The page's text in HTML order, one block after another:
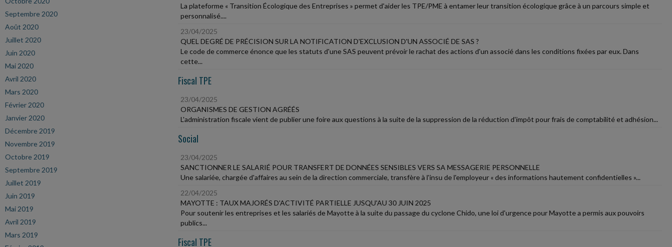
Septembre 2020
Août 2020
Juillet 2020
Juin 2020
Mai 2020
Avril 2020
Mars 2020
Février 2020
Janvier 2020
Décembre 2019
Novembre 2019
Octobre 2019
Septembre 2019
Juillet 2019
Juin 2019
Mai 2019
Avril 2019
Mars 2019
La plateforme « Transition Écologique des Entreprises » permet d'aider les TPE/PME à entamer leur transition écologique grâce à un parcours simple et
personnalisé....
23/04/2025
QUEL DEGRÉ DE PRÉCISION SUR LA NOTIFICATION D'EXCLUSION D'UN ASSOCIÉ DE SAS ?
Le code de commerce énonce que les statuts d'une SAS peuvent prévoir le rachat des actions d'un associé dans les conditions fixées par eux. Dans
cette...
Fiscal TPE
23/04/2025
ORGANISMES DE GESTION AGRÉÉS
L'administration fiscale vient de publier une foire aux questions à la suite de la suppression de la réduction d'impôt pour frais de comptabilité et adhésion...
Social
23/04/2025
SANCTIONNER LE SALARIÉ POUR TRANSFERT DE DONNÉES SENSIBLES VERS SA MESSAGERIE PERSONNELLE
Une salariée, chargée d'affaires au sein de la direction commerciale, transfère à l'insu de l'employeur « des informations hautement confidentielles »...
22/04/2025
MAYOTTE : TAUX MAJORÉS D'ACTIVITÉ PARTIELLE JUSQU'AU 30 JUIN 2025
Pour soutenir les entreprises et les salariés de Mayotte à la suite du passage du cyclone Chido, une loi d'urgence pour Mayotte a permis aux pouvoirs
publics...
Fiscal TPE